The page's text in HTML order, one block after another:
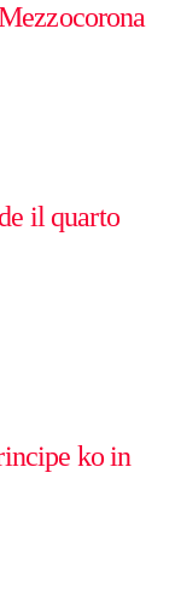
il quarto
ko in